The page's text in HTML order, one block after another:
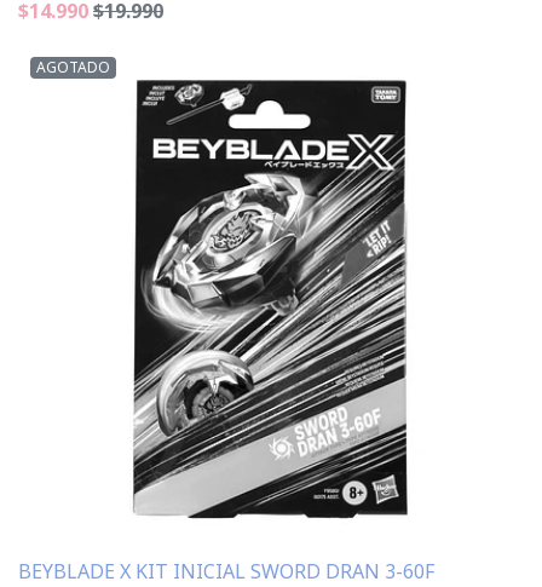
$14.990$19.990
AGOTADO
BEYBLADE X KIT INICIAL SWORD DRAN 3-60F